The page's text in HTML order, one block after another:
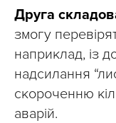
Друга
змогу
наприклад, із
надсилання
скороченню
аварій.